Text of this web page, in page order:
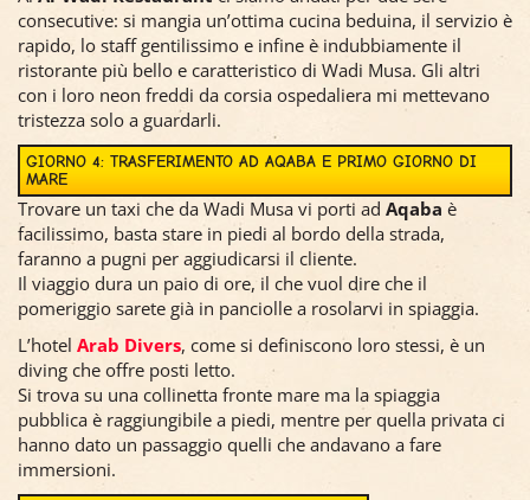
consecutive: si mangia un’ottima cucina beduina, il servizio è
rapido, lo staff gentilissimo e infine è indubbiamente il
ristorante più bello e caratteristico di Wadi Musa. Gli altri
con i loro neon freddi da corsia ospedaliera mi mettevano
tristezza solo a guardarli.
GIORNO 4: TRASFERIMENTO AD AQABA E PRIMO GIORNO DI
MARE
Trovare un taxi che da Wadi Musa vi porti ad Aqaba è
facilissimo, basta stare in piedi al bordo della strada,
faranno a pugni per aggiudicarsi il cliente.
Il viaggio dura un paio di ore, il che vuol dire che il
pomeriggio sarete già in panciolle a rosolarvi in spiaggia.
L’hotel Arab Divers, come si definiscono loro stessi, è un
diving che offre posti letto.
Si trova su una collinetta fronte mare ma la spiaggia
pubblica è raggiungibile a piedi, mentre per quella privata ci
hanno dato un passaggio quelli che andavano a fare
immersioni.